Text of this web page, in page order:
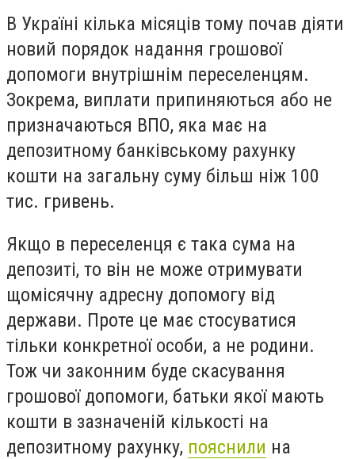
В Україні кілька місяців тому почав діяти
новий порядок надання грошової
допомоги внутрішнім переселенцям.
Зокрема, виплати припиняються або не
призначаються ВПО, яка має на
депозитному банківському рахунку
кошти на загальну суму більш ніж 100
тис. гривень.
Якщо в переселенця є така сума на
депозиті, то він не може отримувати
щомісячну адресну допомогу від
держави. Проте це має стосуватися
тільки конкретної особи, а не родини.
Тож чи законним буде скасування
грошової допомоги, батьки якої мають
кошти в зазначеній кількості на
депозитному рахунку, пояснили на